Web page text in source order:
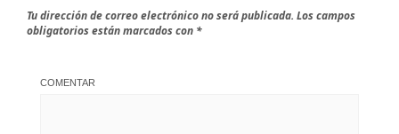
Tu dirección de correo electrónico no será publicada. Los campos
obligatorios están marcados con *
COMENTAR